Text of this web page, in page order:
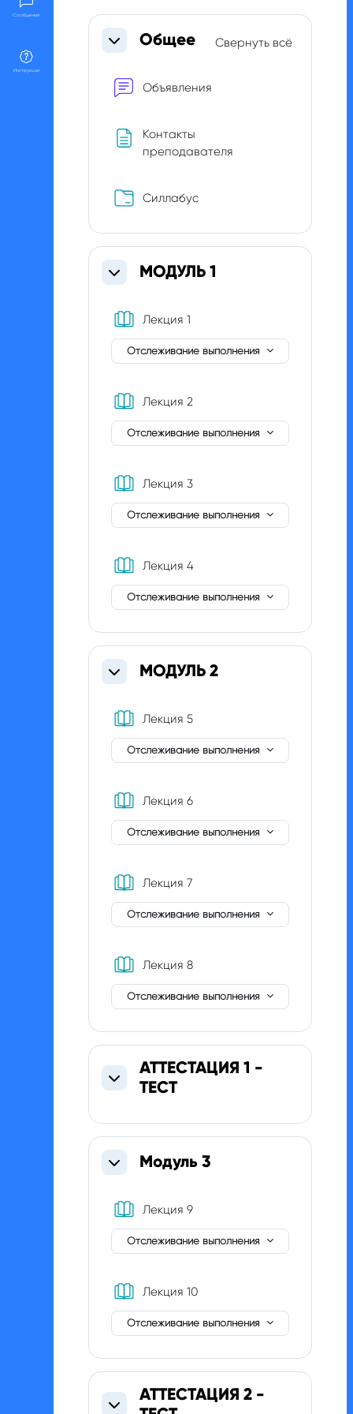
Сообщения
Инструкции
Section outline
СвернутьОбщее Свернуть всё
Объявления
Контакты
преподавателя
СиллабусПапка
СвернутьМОДУЛЬ 1
Лекция 1
Отслеживание выполнения
Лекция 2
Отслеживание выполнения
Лекция 3Книга
Отслеживание выполнения
Лекция 4Книга
Отслеживание выполнения
СвернутьМОДУЛЬ 2
Лекция 5Книга
Отслеживание выполнения
Лекция 6Книга
Отслеживание выполнения
Лекция 7Книга
Отслеживание выполнения
Лекция 8Книга
Отслеживание выполнения
Свернуть
АТТЕСТАЦИЯ 1 -
ТЕСТ
СвернутьМодуль 3
Лекция 9Книга
Отслеживание выполнения
Лекция 10Книга
Отслеживание выполнения
АТТЕСТАЦИЯ 2 -